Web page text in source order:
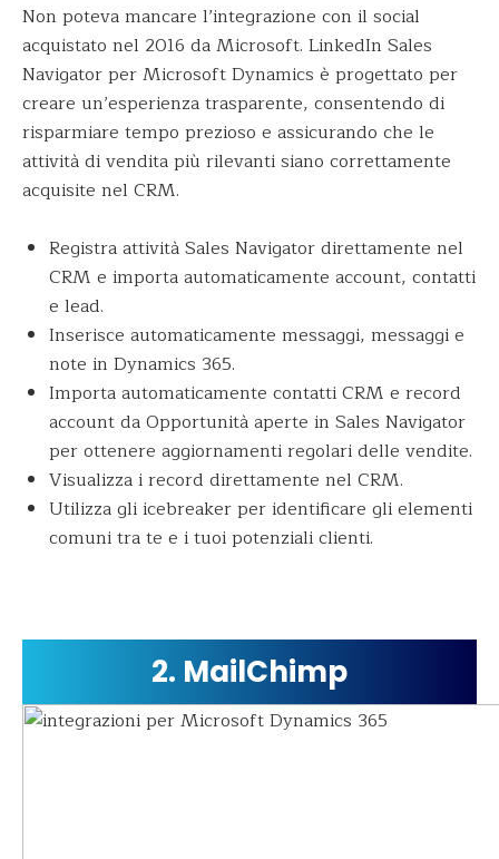
Non poteva mancare l’integrazione con il social
acquistato nel 2016 da Microsoft. LinkedIn Sales
Navigator per Microsoft Dynamics è progettato per
creare un’esperienza trasparente, consentendo di
risparmiare tempo prezioso e assicurando che le
attività di vendita più rilevanti siano correttamente
acquisite nel CRM.
Registra attività Sales Navigator direttamente nel
CRM e importa automaticamente account, contatti
e lead.
Inserisce automaticamente messaggi, messaggi e
note in Dynamics 365.
Importa automaticamente contatti CRM e record
account da Opportunità aperte in Sales Navigator
per ottenere aggiornamenti regolari delle vendite.
Visualizza i record direttamente nel CRM.
Utilizza gli icebreaker per identificare gli elementi
comuni tra te e i tuoi potenziali clienti.
2. MailChimp